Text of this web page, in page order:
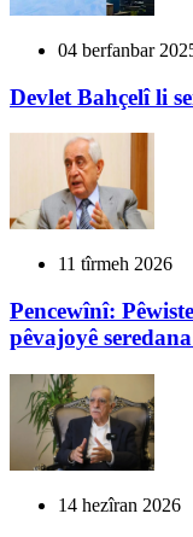
04 berfanbar
Devlet Bahçelî li
11 tîrmeh 2026
Pencewînî:
pêvajoyê
14 hezîran 2026